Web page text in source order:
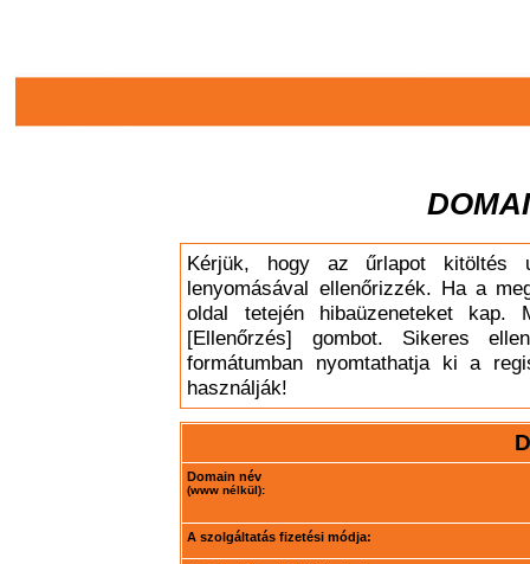
Kérjük, hogy az űrlapot kitöltés
lenyomásával ellenőrizzék. Ha a
oldal tetején hibaüzeneteket
[Ellenőrzés] gombot. Sikeres
formátumban nyomtathatja ki a
használják!
Domain név
(www nélkül):
A szolgáltatás fizetési módja: